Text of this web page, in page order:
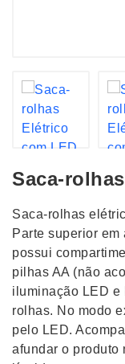
Saca-
Saca-rolhas
Parte superior
possui
pilhas AA (não
iluminação LED e
rolhas. No modo
pelo LED.
afundar o produto